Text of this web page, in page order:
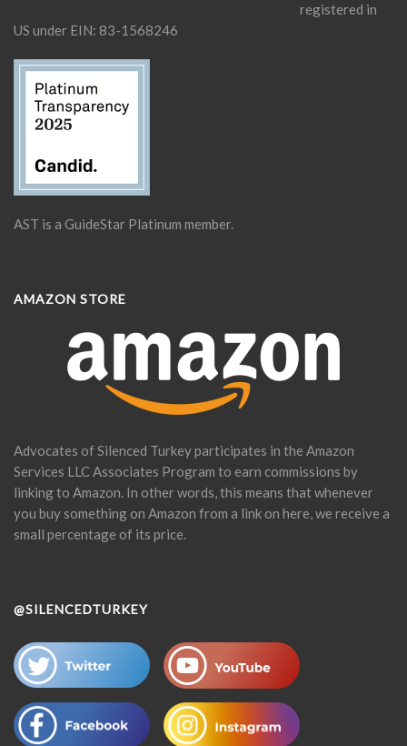
registered in
US under EIN: 83-1568246
AST is a GuideStar Platinum member.
AMAZON STORE
Advocates of Silenced Turkey participates in the Amazon
Services LLC Associates Program to earn commissions by
linking to Amazon. In other words, this means that whenever
you buy something on Amazon from a link on here, we receive a
small percentage of its price.
@SILENCEDTURKEY